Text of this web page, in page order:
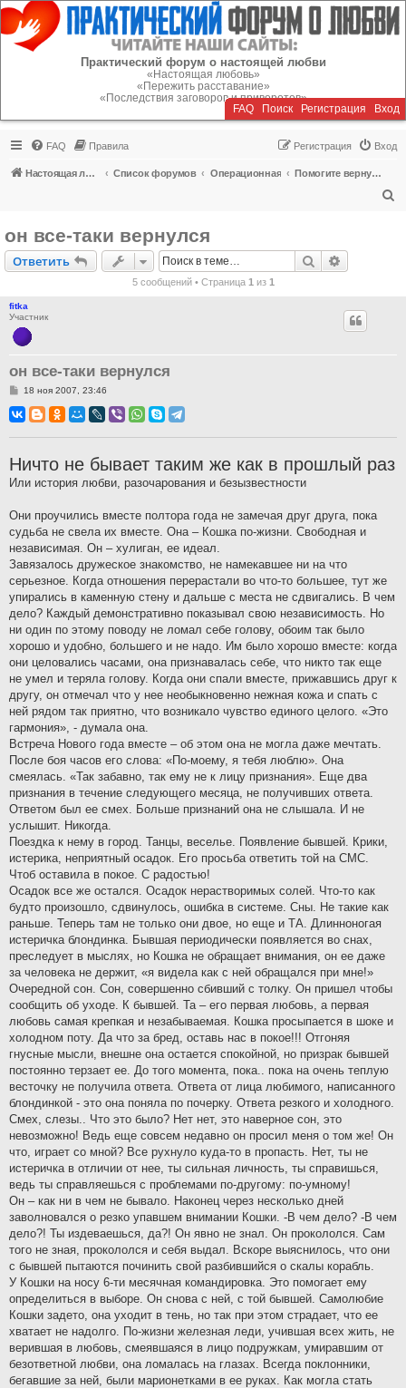
Регистрация
Практический форум о настоящей любви
«Настоящая любовь»
«Пережить расставание»
«Последствия заговоров и приворотов»
FAQ Поиск Регистрация Вход
FAQ Правила Вход
Регистрация
Настоящая любовь Список форумов Операционная
Помогите вернуть или пережить расставание!
он все-таки вернулся
Ответить
Ответить Поиск
5 сообщений • Страница 1 из 1
fitka
Участник
он все-таки вернулся
С
о
б
и
18 ноя 2007, 23:46
Ничто не бывает таким же как в прошлый раз
Или история любви, разочарования и безызвестности
Они проучились вместе полтора года не замечая друг друга, пока
судьба не свела их вместе. Она – Кошка по-жизни. Свободная и
независимая. Он – хулиган, ее идеал.
Завязалось дружеское знакомство, не намекавшее ни на что
серьезное. Когда отношения перерастали во что-то большее, тут же
упирались в каменную стену и дальше с места не cдвигались. В чем
дело? Каждый демонстративно показывал свою независимость. Но
ни один по этому поводу не ломал себе голову, обоим так было
хорошо и удобно, большего и не надо. Им было хорошо вместе: когда
они целовались часами, она признавалась себе, что никто так еще
не умел и теряла голову. Когда они спали вместе, прижавшись друг к
другу, он отмечал что у нее необыкновенно нежная кожа и спать с
ней рядом так приятно, что возникало чувство единого целого. «Это
гармония», - думала она.
Встреча Нового года вместе – об этом она не могла даже мечтать.
После боя часов его слова: «По-моему, я тебя люблю». Она
смеялась. «Так забавно, так ему не к лицу признания». Еще два
признания в течение следующего месяца, не получивших ответа.
Ответом был ее смех. Больше признаний она не слышала. И не
услышит. Никогда.
Поездка к нему в город. Танцы, веселье. Появление бывшей. Крики,
истерика, неприятный осадок. Его просьба ответить той на СМС.
Чтоб оставила в покое. С радостью!
Осадок все же остался. Осадок нерастворимых солей. Что-то как
будто произошло, сдвинулось, ошибка в системе. Сны. Не такие как
раньше. Теперь там не только они двое, но еще и ТА. Длинноногая
истеричка блондинка. Бывшая периодически появляется во снах,
преследует в мыслях, но Кошка не обращает внимания, он ее даже
за человека не держит, «я видела как с ней обращался при мне!»
Очередной сон. Сон, совершенно сбивший с толку. Он пришел чтобы
сообщить об уходе. К бывшей. Та – его первая любовь, а первая
любовь самая крепкая и незабываемая. Кошка просыпается в шоке и
холодном поту. Да что за бред, оставь нас в покое!!! Отгоняя
гнусные мысли, внешне она остается спокойной, но призрак бывшей
постоянно терзает ее. До того момента, пока.. пока на очень теплую
весточку не получила ответа. Ответа от лица любимого, написанного
блондинкой - это она поняла по почерку. Ответа резкого и холодного.
Смех, слезы.. Что это было? Нет нет, это наверное сон, это
невозможно! Ведь еще совсем недавно он просил меня о том же! Он
что, играет со мной? Все рухнуло куда-то в пропасть. Нет, ты не
истеричка в отличии от нее, ты сильная личность, ты справишься,
ведь ты справляешься с проблемами по-другому: по-умному!
Он – как ни в чем не бывало. Наконец через несколько дней
заволновался о резко упавшем внимании Кошки. -В чем дело? -В чем
дело?! Ты издеваешься, да?! Он явно не знал. Он прокололся. Сам
того не зная, прокололся и себя выдал. Вскоре выяснилось, что они
с бывшей пытаются починить свой разбившийся о скалы корабль.
У Кошки на носу 6-ти месячная командировка. Это помогает ему
определиться в выборе. Он снова с ней, с той бывшей. Самолюбие
Кошки задето, она уходит в тень, но так при этом страдает, что ее
хватает не надолго. По-жизни железная леди, учившая всех жить, не
верившая в любовь, смеявшаяся в лицо подружкам, умиравшим от
безответной любви, она ломалась на глазах. Всегда поклонники,
бегавшие за ней, были марионетками в ее руках. Как могла стать